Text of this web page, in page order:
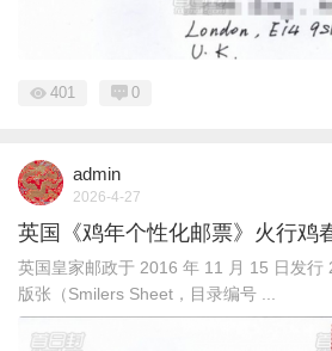
401 0
admin
2026-4-27
英国《鸡年个性化邮票》火行鸡
英国皇家邮政于 2016 年 11 月 15 日发行
版张（Smilers Sheet，目录编号 ...